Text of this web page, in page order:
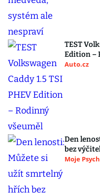
TEST
Edition –
Auto.cz
Den
bez
Moje